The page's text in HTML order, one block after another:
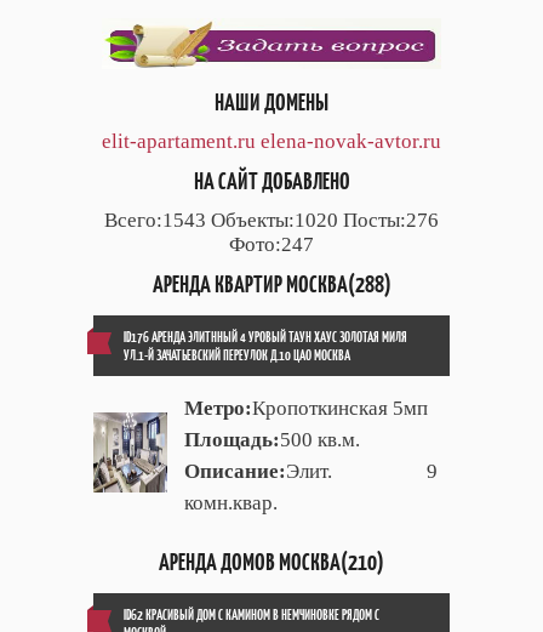
НАШИ ДОМЕНЫ
elit-apartament.ru elena-novak-avtor.ru
НА САЙТ ДОБАВЛЕНО
Всего:1543 Объекты:1020 Посты:276
Фото:247
АРЕНДА КВАРТИР МОСКВА(288)
ID176 АРЕНДА ЭЛИТННЫЙ 4 УРОВЫЙ ТАУН ХАУС ЗОЛОТАЯ МИЛЯ
УЛ.1-Й ЗАЧАТЬЕВСКИЙ ПЕРЕУЛОК Д.10 ЦАО МОСКВА
Метро:Кропоткинская 5мп
Площадь:500 кв.м.
Описание:Элит. 9
комн.квар.
АРЕНДА ДОМОВ МОСКВА(210)
ID62 КРАСИВЫЙ ДОМ С КАМИНОМ В НЕМЧИНОВКЕ РЯДОМ С